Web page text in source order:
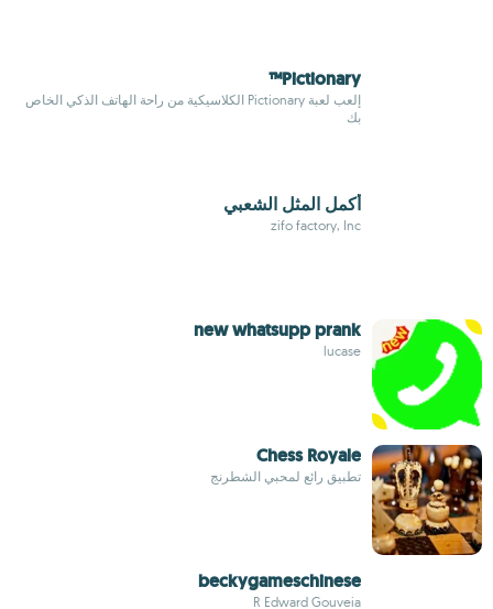
Pictionary™
إلعب لعبة Pictionary الكلاسيكية من راحة الهاتف الذكي الخاص
بك
أكمل المثل الشعبي
zifo factory, Inc
new whatsupp prank
lucase
Chess Royale
تطبيق رائع لمحبي الشطرنج
beckygameschinese
R Edward Gouveia